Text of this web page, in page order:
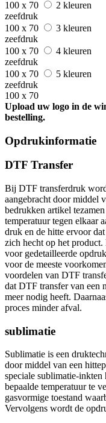
100 x 70
2 kleuren
zeefdruk
100 x 70
3 kleuren
zeefdruk
100 x 70
4 kleuren
zeefdruk
100 x 70
5 kleuren
zeefdruk
100 x 70
Upload uw logo in de
bestelling.
Opdrukinformatie
DTF Transfer
Bij DTF transferdruk
aangebracht door middel
bedrukken artikel
temperatuur tegen elkaar
druk en de hitte ervoor
zich hecht op het
voor gedetailleerde
voor de meeste
voordelen van DTF
dat DTF transfer van een
meer nodig heeft.
proces minder afval.
sublimatie
Sublimatie is een
door middel van een
speciale sublimatie-inkten
bepaalde temperatuur te
gasvormige toestand
Vervolgens wordt de